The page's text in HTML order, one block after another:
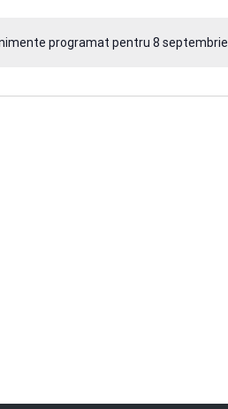
programat pentru 8 septembrie